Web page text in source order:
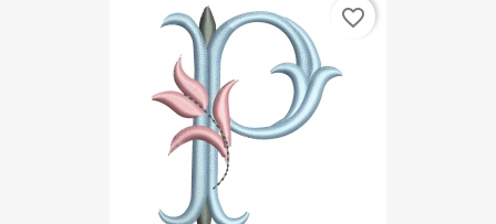
favorite_border